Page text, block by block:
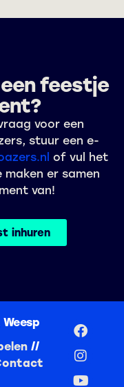
feestje
voor een
stuur een e-
of vul het
er samen
van!
inhuren
//